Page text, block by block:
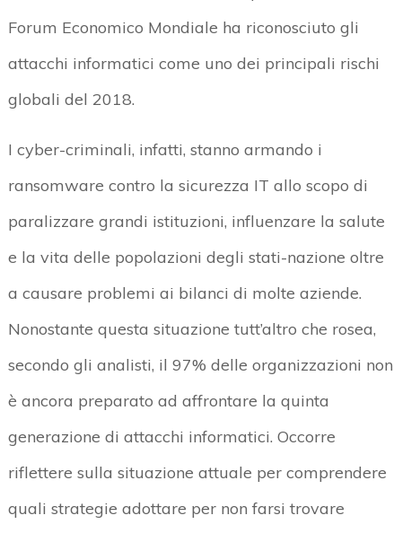
Forum Economico Mondiale ha riconosciuto gli
attacchi informatici come uno dei principali rischi
globali del 2018.
I cyber-criminali, infatti, stanno armando i
ransomware contro la sicurezza IT allo scopo di
paralizzare grandi istituzioni, influenzare la salute
e la vita delle popolazioni degli stati-nazione oltre
a causare problemi ai bilanci di molte aziende.
Nonostante questa situazione tutt’altro che rosea,
secondo gli analisti, il 97% delle organizzazioni non
è ancora preparato ad affrontare la quinta
generazione di attacchi informatici. Occorre
riflettere sulla situazione attuale per comprendere
quali strategie adottare per non farsi trovare